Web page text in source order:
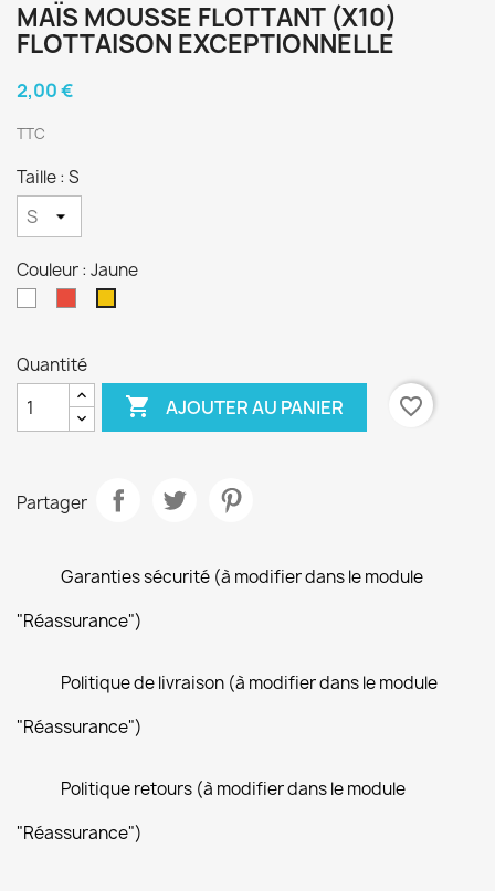
MAÏS MOUSSE FLOTTANT (X10)
FLOTTAISON EXCEPTIONNELLE
2,00 €
TTC
Taille : S
Couleur : Jaune
Quantité
 AJOUTER AU PANIER favorite_border
Partager
Garanties sécurité (à modifier dans le module
"Réassurance")
Politique de livraison (à modifier dans le module
"Réassurance")
Politique retours (à modifier dans le module
"Réassurance")